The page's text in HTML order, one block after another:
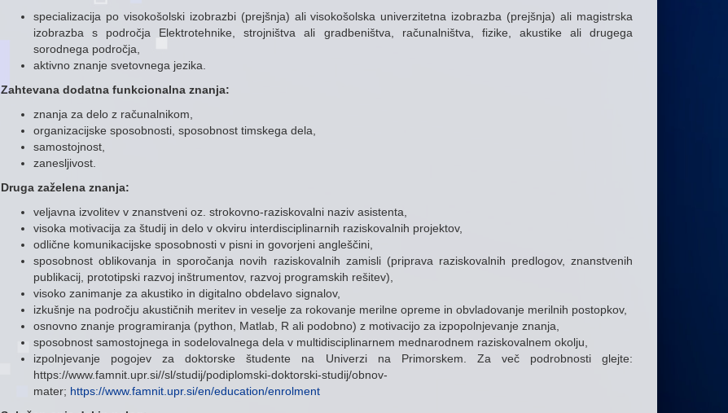
specializacija po visokošolski izobrazbi (prejšnja) ali visokošolska univerzitetna izobrazba (prejšnja) ali magistrska
izobrazba s področja Elektrotehnike, strojništva ali gradbeništva, računalništva, fizike, akustike ali drugega
sorodnega področja,
aktivno znanje svetovnega jezika.
Zahtevana dodatna funkcionalna znanja:
znanja za delo z računalnikom,
organizacijske sposobnosti, sposobnost timskega dela,
samostojnost,
zanesljivost.
Druga zaželena znanja:
veljavna izvolitev v znanstveni oz. strokovno-raziskovalni naziv asistenta,
visoka motivacija za študij in delo v okviru interdisciplinarnih raziskovalnih projektov,
odlične komunikacijske sposobnosti v pisni in govorjeni angleščini,
sposobnost oblikovanja in sporočanja novih raziskovalnih zamisli (priprava raziskovalnih predlogov, znanstvenih
publikacij, prototipski razvoj inštrumentov, razvoj programskih rešitev),
visoko zanimanje za akustiko in digitalno obdelavo signalov,
izkušnje na področju akustičnih meritev in veselje za rokovanje merilne opreme in obvladovanje merilnih postopkov,
osnovno znanje programiranja (python, Matlab, R ali podobno) z motivacijo za izpopolnjevanje znanja,
sposobnost samostojnega in sodelovalnega dela v multidisciplinarnem mednarodnem raziskovalnem okolju,
izpolnjevanje pogojev za doktorske študente na Univerzi na Primorskem. Za več podrobnosti glejte:
https://www.famnit.upr.si//sl/studij/podiplomski-doktorski-studij/obnov-
mater; https://www.famnit.upr.si/en/education/enrolment